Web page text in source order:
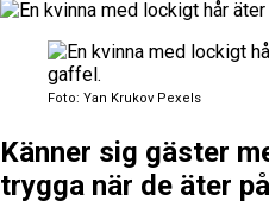
Foto: Yan Krukov Pexels
Känner sig gäster
trygga när de äter